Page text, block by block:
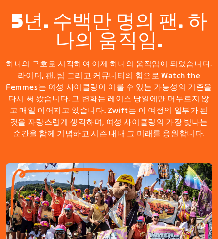
5년. 수백만 명의 팬. 하
나의 움직임.
하나의 구호로 시작하여 이제 하나의 움직임이 되었습니다.
라이더, 팬, 팀 그리고 커뮤니티의 힘으로 Watch the
Femmes는 여성 사이클링이 이룰 수 있는 가능성의 기준을
다시 써 왔습니다. 그 변화는 레이스 당일에만 머무르지 않
고 매일 이어지고 있습니다. Zwift는 이 여정의 일부가 된
것을 자랑스럽게 생각하며, 여성 사이클링의 가장 빛나는
순간을 함께 기념하고 시즌 내내 그 미래를 응원합니다.